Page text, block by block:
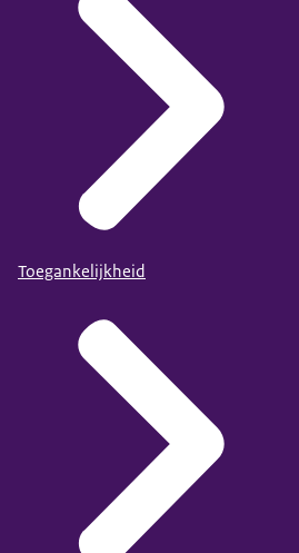
Toegankelijkheid